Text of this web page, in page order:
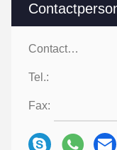
Contactpersonen:
Tel.:
Fax: